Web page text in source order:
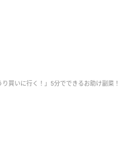
忙しい主婦の毎日のご
菜です。
り買いに行く！」5分でできるお助け副菜！